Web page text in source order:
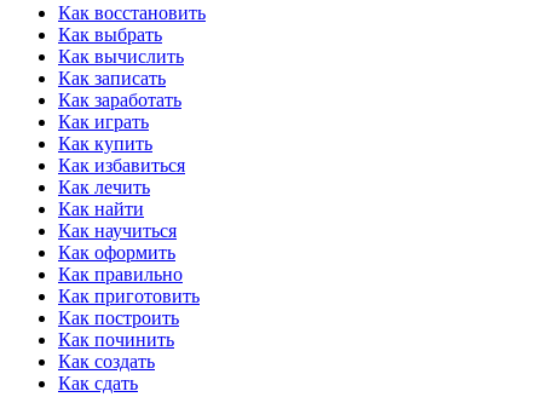
Как восстановить
Как выбрать
Как вычислить
Как записать
Как заработать
Как играть
Как купить
Как избавиться
Как лечить
Как найти
Как научиться
Как оформить
Как правильно
Как приготовить
Как построить
Как починить
Как создать
Как сдать